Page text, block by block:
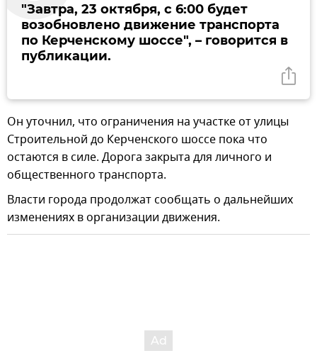
"Завтра, 23 октября, с 6:00 будет
возобновлено движение транспорта
по Керченскому шоссе", – говорится в
публикации.
Он уточнил, что ограничения на участке от улицы
Строительной до Керченского шоссе пока что
остаются в силе. Дорога закрыта для личного и
общественного транспорта.
Власти города продолжат сообщать о дальнейших
изменениях в организации движения.